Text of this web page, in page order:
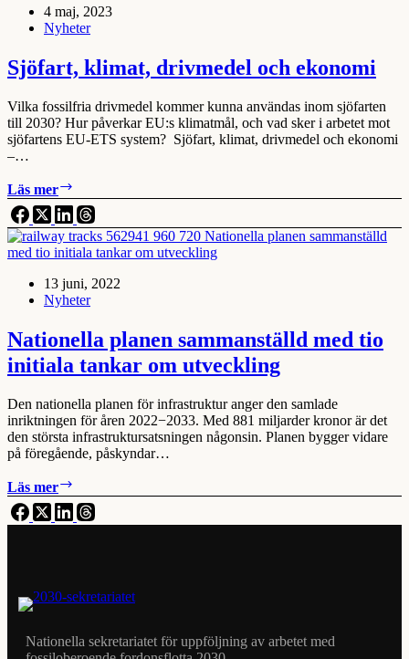
omställning
i
punkter
4 maj, 2023
Nyheter
Sjöfart, klimat, drivmedel och ekonomi
Vilka fossilfria drivmedel kommer kunna användas inom sjöfarten
till 2030? Hur påverkar EU:s klimatmål, och vad sker i arbetet mot
sjöfartens EU-ETS system? Sjöfart, klimat, drivmedel och ekonomi
–…
Läs mer
klimat,
drivmedel
och
ekonomi
13 juni, 2022
Nyheter
Nationella planen sammanställd med tio
initiala tankar om utveckling
Den nationella planen för infrastruktur anger den samlade
inriktningen för åren 2022−2033. Med 881 miljarder kronor är det
den största infrastruktursatsningen någonsin. Planen bygger vidare
på föregående, påskyndar…
Läs mer
planen
sammanställd
om
Nationella sekretariatet för uppföljning av arbetet med